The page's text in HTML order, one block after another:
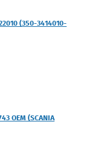
(350-3414010-
OEM (SCANIA